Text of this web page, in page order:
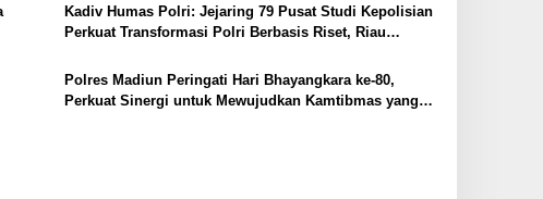
Kadiv Humas Polri: Jejaring 79 Pusat Studi Kepolisian
Perkuat Transformasi Polri Berbasis Riset, Riau
Polres Madiun Peringati Hari Bhayangkara ke-80,
Perkuat Sinergi untuk Mewujudkan Kamtibmas yang